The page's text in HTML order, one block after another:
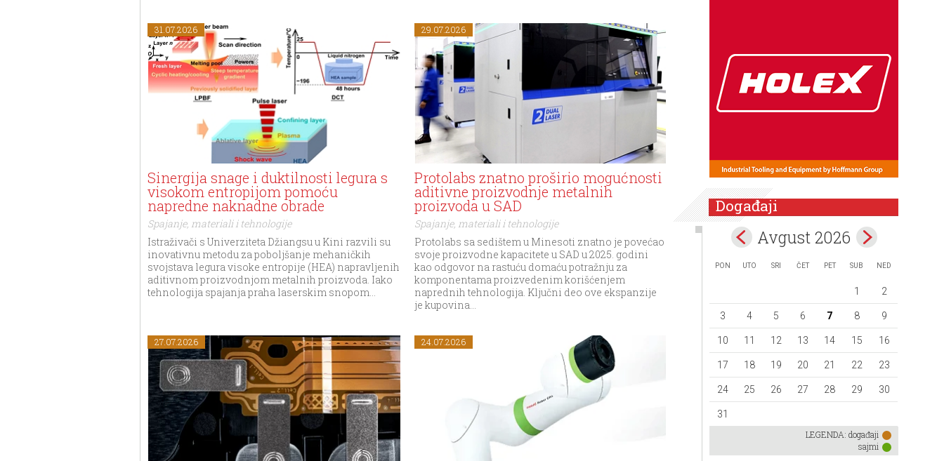
31.07.2026
Sinergija snage i duktilnosti legura s
visokom entropijom pomoću
napredne naknadne obrade
Spajanje, materiali i tehnologije
Istraživači s Univerziteta Džiangsu u Kini razvili su
inovativnu metodu za poboljšanje mehaničkih
svojstava legura visoke entropije (HEA) napravljenih
aditivnom proizvodnjom metalnih proizvoda. Iako
tehnologija spajanja praha laserskim snopom...
29.07.2026
Protolabs znatno proširio mogućnosti
aditivne proizvodnje metalnih
proizvoda u SAD
Spajanje, materiali i tehnologije
Protolabs sa sedištem u Minesoti znatno je povećao
svoje proizvodne kapacitete u SAD u 2025. godini
kao odgovor na rastuću domaću potražnju za
komponentama proizvedenim korišćenjem
naprednih tehnologija. Ključni deo ove ekspanzije
je kupovina...
27.07.2026 24.07.2026
Događaji
Avgust 2026
PON UTO SRI ČET PET SUB NED
1 2
3 4 5 6 7 8 9
10 11 12 13 14 15 16
17 18 19 20 21 22 23
24 25 26 27 28 29 30
31
LEGENDA: događaji
sajmi